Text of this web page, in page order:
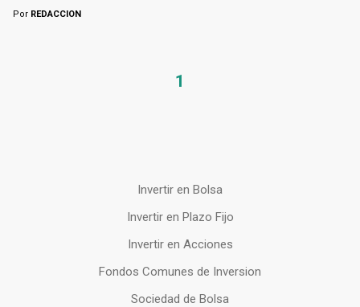
Por REDACCION
1
Invertir en Bolsa
Invertir en Plazo Fijo
Invertir en Acciones
Fondos Comunes de Inversion
Sociedad de Bolsa